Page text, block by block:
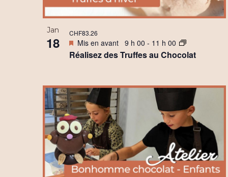
Jan
18
Réalisez des Truffes au Chocolat
Mis en avant 9 h 00 - 11 h 00
CHF83.26